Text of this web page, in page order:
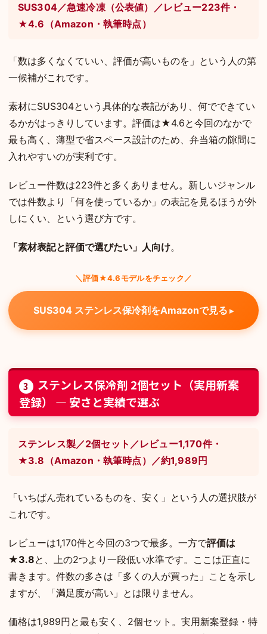
SUS304／急速冷凍（公表値）／レビュー223件・
★4.6（Amazon・執筆時点）
「数は多くなくていい、評価が高いものを」という人の第
一候補がこれです。
素材にSUS304という具体的な表記があり、何でできてい
るかがはっきりしています。評価は★4.6と今回のなかで
最も高く、薄型で省スペース設計のため、弁当箱の隙間に
入れやすいのが実利です。
レビュー件数は223件と多くありません。新しいジャンル
では件数より「何を使っているか」の表記を見るほうが外
しにくい、という選び方です。
「素材表記と評価で選びたい」人向け。
＼評価★4.6モデルをチェック／
SUS304 ステンレス保冷剤をAmazonで見る
3
ステンレス保冷剤 2個セット（実用新案
登録） — 安さと実績で選ぶ
ステンレス製／2個セット／レビュー1,170件・
★3.8（Amazon・執筆時点）／約1,989円
「いちばん売れているものを、安く」という人の選択肢が
これです。
レビューは1,170件と今回の3つで最多。一方で評価は
★3.8と、上の2つより一段低い水準です。ここは正直に
書きます。件数の多さは「多くの人が買った」ことを示し
ますが、「満足度が高い」とは限りません。
価格は1,989円と最も安く、2個セット。実用新案登録・特